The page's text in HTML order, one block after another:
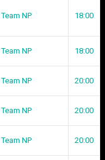
Team NP 18:00
Team NP 18:00
Team NP 20:00
Team NP 20:00
Team NP 20:00